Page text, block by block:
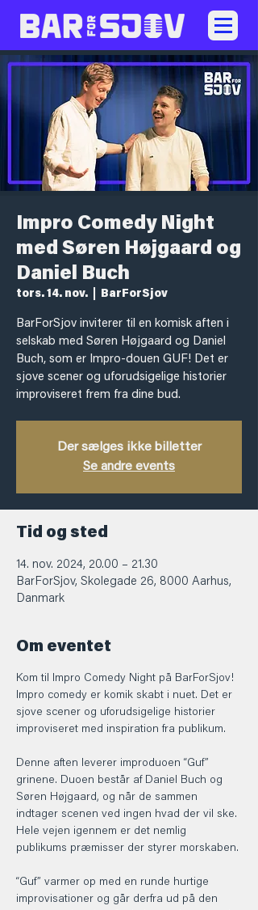
Impro Comedy Night
med Søren Højgaard og
Daniel Buch
tors. 14. nov. BarForSjov
BarForSjov inviterer til en komisk aften i
selskab med Søren Højgaard og Daniel
Buch, som er Impro-douen GUF! Det er
sjove scener og uforudsigelige historier
improviseret frem fra dine bud.
Der sælges ikke billetter
Se andre events
Tid og sted
14. nov. 2024, 20.00 – 21.30
BarForSjov, Skolegade 26, 8000 Aarhus,
Danmark
Om eventet
Kom til Impro Comedy Night på BarForSjov!
Impro comedy er komik skabt i nuet. Det er
sjove scener og uforudsigelige historier
improviseret med inspiration fra publikum.
Denne aften leverer improduoen “Guf”
grinene. Duoen består af Daniel Buch og
Søren Højgaard, og når de sammen
indtager scenen ved ingen hvad der vil ske.
Hele vejen igennem er det nemlig
publikums præmisser der styrer morskaben.
“Guf” varmer op med en runde hurtige
improvisationer og går derfra ud på den